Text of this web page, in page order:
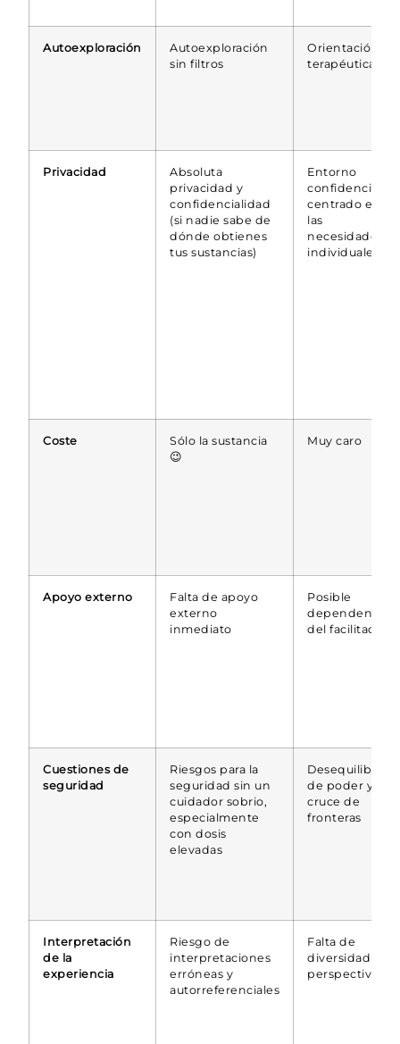
Autoexploración
Autoexploración
sin filtros
Orientación
terapéutica
Privacidad
Absoluta
privacidad y
confidencialidad
(si nadie sabe de
dónde obtienes
tus sustancias)
Entorno
confidencial,
centrado en
las
necesidades
individuales
Coste
Sólo la sustancia
😉
Muy caro
Apoyo externo
Falta de apoyo
externo
inmediato
Posible
dependencia
del facilitador
Cuestiones de
seguridad
Riesgos para la
seguridad sin un
cuidador sobrio,
especialmente
con dosis
elevadas
Desequilibrio
de poder y
cruce de
fronteras
Interpretación
de la
experiencia
Riesgo de
interpretaciones
erróneas y
autorreferenciales
Falta de
diversidad de
perspectivas